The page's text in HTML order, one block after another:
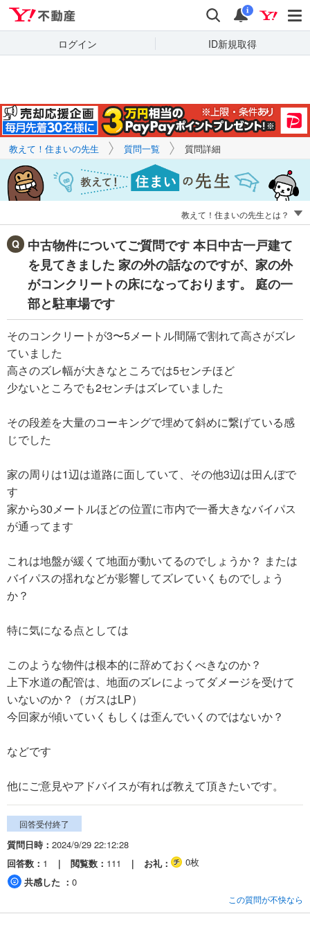
検索 通知
i
ログイン ID新規取得
キーワードで
質問を探す
教えて！住まいの先生 質問一覧 質問詳細
教えて！住まいの先生とは？
中古物件についてご質問です 本日中古一戸建て
を見てきました 家の外の話なのですが、家の外
がコンクリートの床になっております。 庭の一
部と駐車場です
そのコンクリートが3〜5メートル間隔で割れて高さがズレ
ていました
高さのズレ幅が大きなところでは5センチほど
少ないところでも2センチはズレていました
その段差を大量のコーキングで埋めて斜めに繋げている感
じでした
家の周りは1辺は道路に面していて、その他3辺は田んぼで
す
家から30メートルほどの位置に市内で一番大きなバイパス
が通ってます
これは地盤が緩くて地面が動いてるのでしょうか？ または
バイパスの揺れなどが影響してズレていくものでしょう
か？
特に気になる点としては
このような物件は根本的に辞めておくべきなのか？
上下水道の配管は、地面のズレによってダメージを受けて
いないのか？（ガスはLP）
今回家が傾いていくもしくは歪んでいくのではないか？
などです
他にご意見やアドバイスが有れば教えて頂きたいです。
回答受付終了
質問日時
2024/9/29 22:12:28
回答数
1 閲覧数 111 お礼
0枚
共感した
0
この質問が不快なら